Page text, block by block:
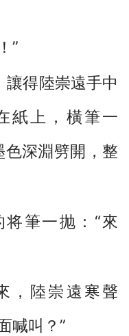
”
得陸崇遠手中
紙上，橫筆一
色深淵劈開，整
筆一抛：“來
陸崇遠寒聲
喊叫？”